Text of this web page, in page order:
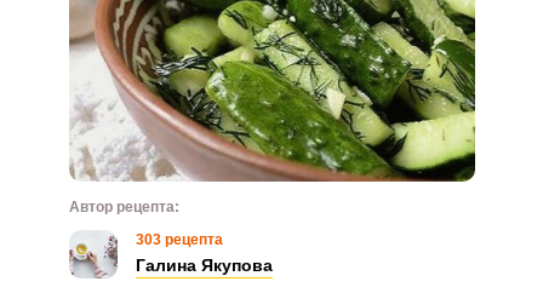
Автор рецепта:
303 рецепта
Галина Якупова